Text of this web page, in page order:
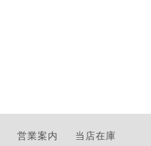
営業案内 当店在庫